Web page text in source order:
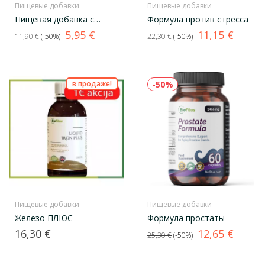
Пищевые добавки
Пищeвая добавка с
Базовая
цена
11,90 € -50% Цена
5,95 €
Пищевые добавки
Формула против стресса
Базовая
цена
22,30 € -50% Цена
11,15 €
в продаже!
Пищевые добавки
Железо ПЛЮС
Цена
16,30 €
-50%
Пищевые добавки
Формула простаты
Базовая
цена
25,30 € -50% Цена
12,65 €